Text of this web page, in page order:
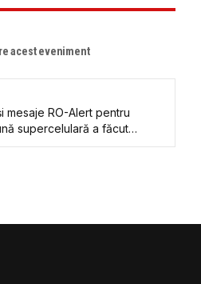
acest eveniment
mesaje RO-Alert pentru
supercelulară a făcut
– Popești din Bihor